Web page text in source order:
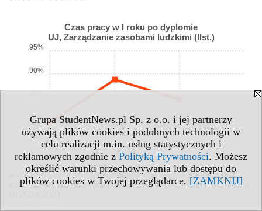
Grupa StudentNews.pl Sp. z o.o. i jej partnerzy
używają plików cookies i podobnych technologii w
celu realizacji m.in. usług statystycznych i
reklamowych zgodnie z Polityką Prywatności. Możesz
określić warunki przechowywania lub dostępu do
plików cookies w Twojej przeglądarce. [ZAMKNIJ]
Czas pracy w I roku po dyplomie
UJ, Zarządzanie zasobami ludzkimi (IIst.)
abs.
21
abs.
22
abs.
23
75%
80%
90%
95%
wykres: procent miesięcy przepracowanych w jakiejkolwiek
formie w pierwszym roku po dyplomie. Dotyczy absolwentów z